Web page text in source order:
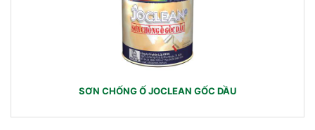
SƠN CHỐNG Ố JOCLEAN GỐC DẦU